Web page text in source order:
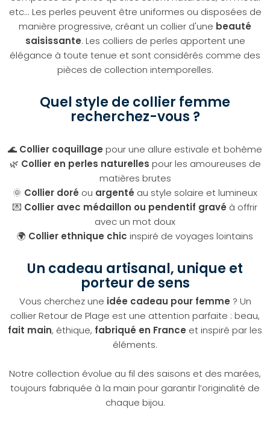
etc... Les perles peuvent être uniformes ou disposées de
manière progressive, créant un collier d'une beauté
saisissante. Les colliers de perles apportent une
élégance à toute tenue et sont considérés comme des
pièces de collection intemporelles.
Quel style de collier femme
recherchez-vous ?
🌊 Collier coquillage pour une allure estivale et bohème
🌿 Collier en perles naturelles pour les amoureuses de
matières brutes
🌞 Collier doré ou argenté au style solaire et lumineux
💌 Collier avec médaillon ou pendentif gravé à offrir
avec un mot doux
🌍 Collier ethnique chic inspiré de voyages lointains
Un cadeau artisanal, unique et
porteur de sens
Vous cherchez une idée cadeau pour femme ? Un
collier Retour de Plage est une attention parfaite : beau,
fait main, éthique, fabriqué en France et inspiré par les
éléments.
Notre collection évolue au fil des saisons et des marées,
toujours fabriquée à la main pour garantir l’originalité de
chaque bijou.